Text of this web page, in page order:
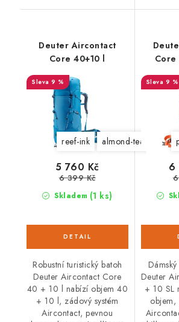
Deuter Aircontact
Core 40+10 l
9 %
reef-ink almond-teal
Skladem (1 ks)
5 760 Kč
6 399 Kč
Robustní turistický batoh
Deuter Aircontact Core
40 + 10 l nabízí objem 40
+ 10 l, zádový systém
Aircontact, pevnou
Core
9 %
6
Deuter
+ 10 SL
objem,